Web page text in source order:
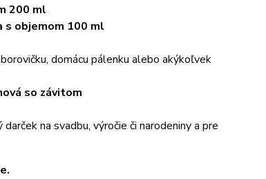
200 ml
s objemom 100 ml
domácu pálenku alebo akýkoľvek
so závitom
na svadbu, výročie či narodeniny a pre